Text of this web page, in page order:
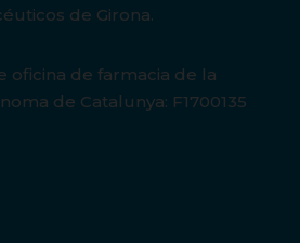
de Girona.
oficina de farmacia de la
de Catalunya: F1700135